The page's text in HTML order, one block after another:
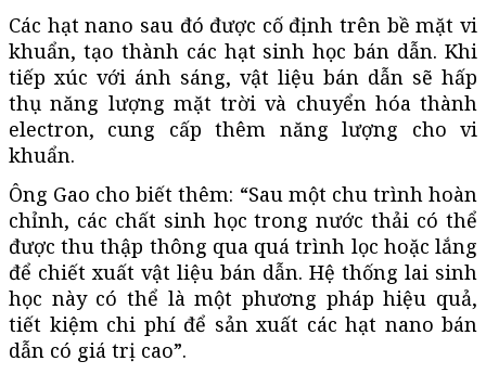
Các hạt nano sau đó được cố định trên bề mặt vi
khuẩn, tạo thành các hạt sinh học bán dẫn. Khi
tiếp xúc với ánh sáng, vật liệu bán dẫn sẽ hấp
thụ năng lượng mặt trời và chuyển hóa thành
electron, cung cấp thêm năng lượng cho vi
khuẩn.
Ông Gao cho biết thêm: “Sau một chu trình hoàn
chỉnh, các chất sinh học trong nước thải có thể
được thu thập thông qua quá trình lọc hoặc lắng
để chiết xuất vật liệu bán dẫn. Hệ thống lai sinh
học này có thể là một phương pháp hiệu quả,
tiết kiệm chi phí để sản xuất các hạt nano bán
dẫn có giá trị cao”.